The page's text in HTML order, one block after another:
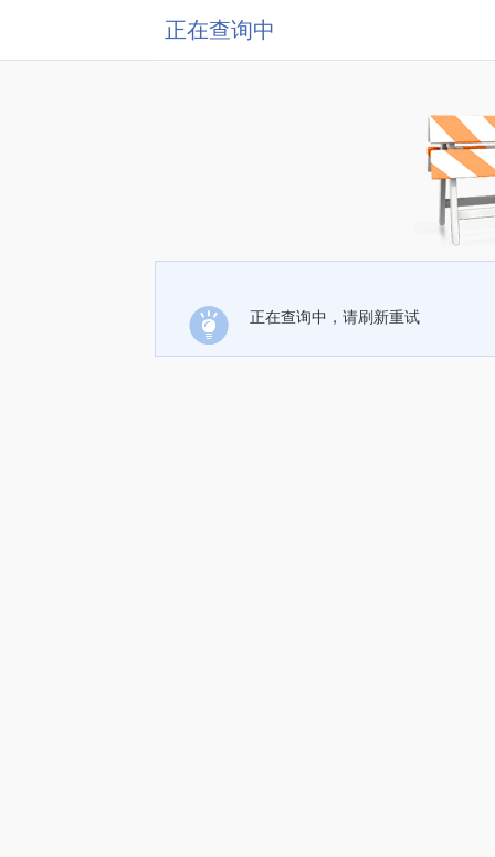
正在查询中
正在查询中，请刷新重试